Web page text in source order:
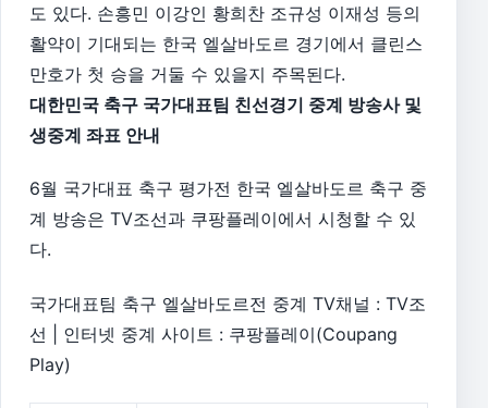
도 있다. 손흥민 이강인 황희찬 조규성 이재성 등의
활약이 기대되는 한국 엘살바도르 경기에서 클린스
만호가 첫 승을 거둘 수 있을지 주목된다.
대한민국 축구 국가대표팀 친선경기 중계 방송사 및
생중계 좌표 안내
6월 국가대표 축구 평가전 한국 엘살바도르 축구 중
계 방송은 TV조선과 쿠팡플레이에서 시청할 수 있
다.
국가대표팀 축구 엘살바도르전 중계 TV채널 : TV조
선 | 인터넷 중계 사이트 : 쿠팡플레이(Coupang
Play)